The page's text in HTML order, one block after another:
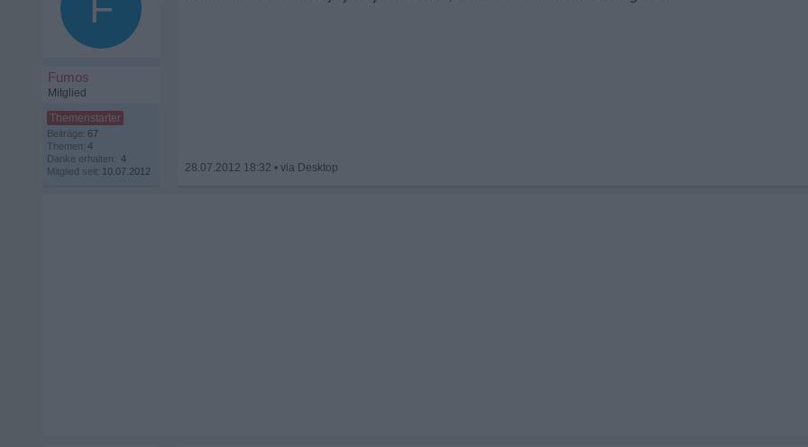
Fumos
Mitglied
Beiträge: 67
Themen: 4
Danke erhalten: 4
Mitglied seit: 10.07.2012 28.07.2012 18:32 •